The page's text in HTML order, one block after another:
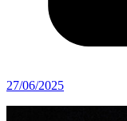
27/06/2025